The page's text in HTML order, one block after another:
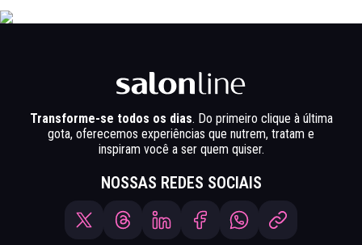
Transforme-se todos os dias. Do primeiro clique à última
gota, oferecemos experiências que nutrem, tratam e
inspiram você a ser quem quiser.
NOSSAS REDES SOCIAIS